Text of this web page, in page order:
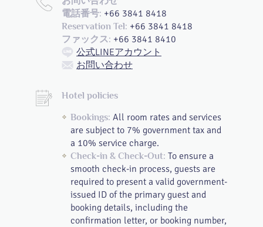
電話番号: +66 3841 8418
Reservation Tel: +66 3841 8418
ファックス: +66 3841 8410
公式LINEアカウント
お問い合わせ
Hotel policies
Bookings: All room rates and services
are subject to 7% government tax and
a 10% service charge.
Check-in & Check-Out: To ensure a
smooth check-in process, guests are
required to present a valid government-
issued ID of the primary guest and
booking details, including the
confirmation letter, or booking number,